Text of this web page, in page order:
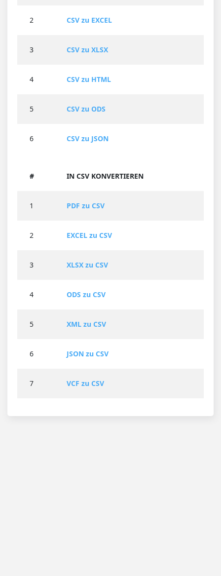
2 CSV zu EXCEL
3 CSV zu XLSX
4 CSV zu HTML
5 CSV zu ODS
6 CSV zu JSON
# IN CSV KONVERTIEREN
1 PDF zu CSV
2 EXCEL zu CSV
3 XLSX zu CSV
4 ODS zu CSV
5 XML zu CSV
6 JSON zu CSV
7 VCF zu CSV